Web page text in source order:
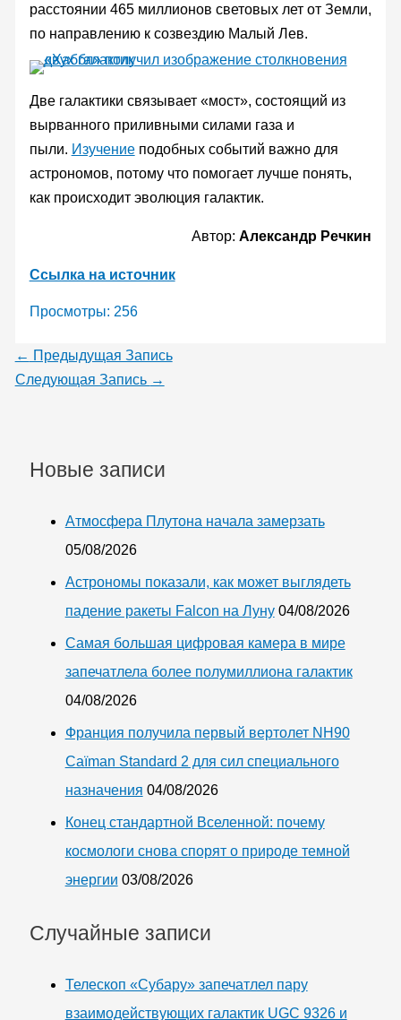
расстоянии 465 миллионов световых лет от Земли,
по направлению к созвездию Малый Лев.
Две галактики связывает «мост», состоящий из
вырванного приливными силами газа и
пыли. Изучениеподобных событий важно для
астрономов, потому что помогает лучше понять,
как происходит эволюция галактик.
Автор:Александр Речкин
Ссылка на источник
Просмотры: 256
← Предыдущая Запись
Следующая Запись →
Новые записи
Атмосфера Плутона начала замерзать
05/08/2026
Астрономы показали, как может выглядеть
падение ракеты Falcon на Луну 04/08/2026
Самая большая цифровая камера в мире
запечатлела более полумиллиона галактик
04/08/2026
Франция получила первый вертолет NH90
Caïman Standard 2 для сил специального
назначения 04/08/2026
Конец стандартной Вселенной: почему
космологи снова спорят о природе темной
энергии 03/08/2026
Случайные записи
Телескоп «Субару» запечатлел пару
взаимодействующих галактик UGC 9326 и